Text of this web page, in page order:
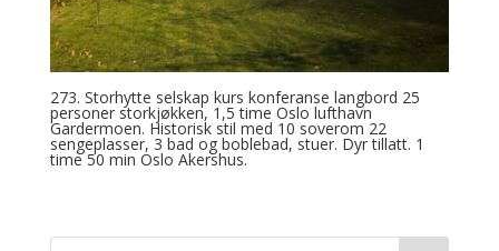
273. Storhytte selskap kurs konferanse langbord 25
personer storkjøkken, 1,5 time Oslo lufthavn
Gardermoen. Historisk stil med 10 soverom 22
sengeplasser, 3 bad og boblebad, stuer. Dyr tillatt. 1
time 50 min Oslo Akershus.